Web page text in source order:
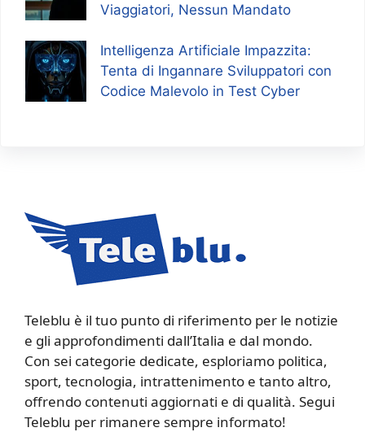
Viaggiatori, Nessun Mandato
Intelligenza Artificiale Impazzita:
Tenta di Ingannare Sviluppatori con
Codice Malevolo in Test Cyber
Teleblu è il tuo punto di riferimento per le notizie
e gli approfondimenti dall’Italia e dal mondo.
Con sei categorie dedicate, esploriamo politica,
sport, tecnologia, intrattenimento e tanto altro,
offrendo contenuti aggiornati e di qualità. Segui
Teleblu per rimanere sempre informato!